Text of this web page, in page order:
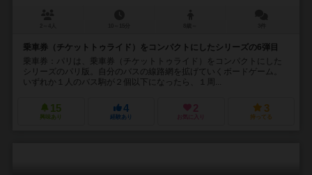
乗車券（チケットトゥライド）をコンパクトにしたシリーズの6弾目
乗車券：パリは、乗車券（チケットトゥライド）をコンパクトにした
シリーズのパリ版。自分のバスの線路網を拡げていくボードゲーム。
いずれか１人のバス駒が２個以下になったら、１周...
15
興味あり
4
経験あり
2
お気に入り
3
持ってる